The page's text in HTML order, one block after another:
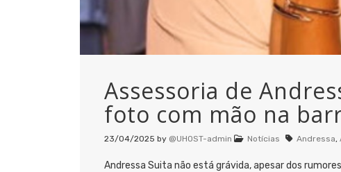
Assessoria de
foto com mão na
23/04/2025 by @UHOST-admin Notícias Andressa,
Andressa Suita não está grávida, apesar dos